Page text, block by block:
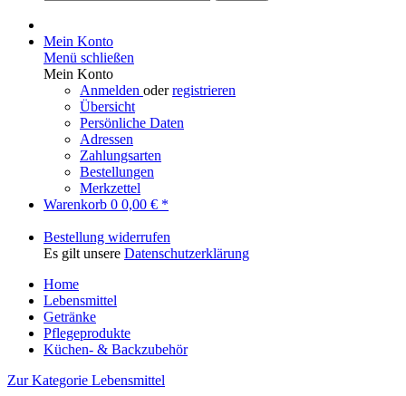
Mein Konto
Menü schließen
Mein Konto
Anmelden oderregistrieren
Übersicht
Persönliche Daten
Adressen
Zahlungsarten
Bestellungen
Merkzettel
Warenkorb 0 0,00 € *
Bestellung widerrufen
Es gilt unsere Datenschutzerklärung
Home
Lebensmittel
Getränke
Pflegeprodukte
Küchen- & Backzubehör
Zur Kategorie Lebensmittel